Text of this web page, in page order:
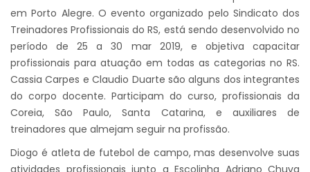
em Porto Alegre. O evento organizado pelo Sindicato dos
Treinadores Profissionais do RS, está sendo desenvolvido no
período de 25 a 30 mar 2019, e objetiva capacitar
profissionais para atuação em todas as categorias no RS.
Cassia Carpes e Claudio Duarte são alguns dos integrantes
do corpo docente. Participam do curso, profissionais da
Coreia, São Paulo, Santa Catarina, e auxiliares de
treinadores que almejam seguir na profissão.
Diogo é atleta de futebol de campo, mas desenvolve suas
atividades profissionais junto a Escolinha Adriano Chuva